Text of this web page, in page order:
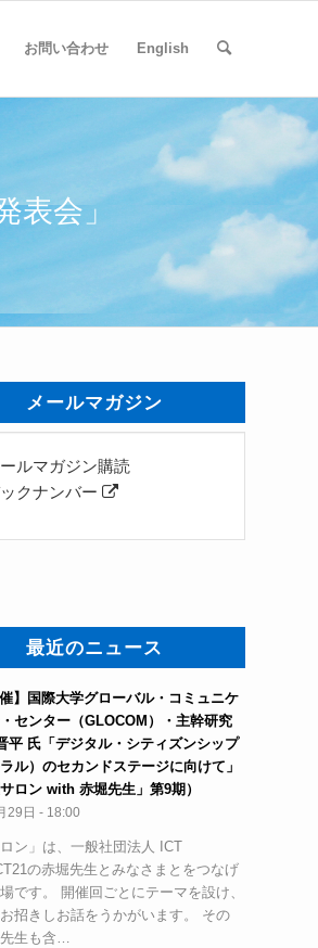
お問い合わせ English
会」
メールマガジン
ールマガジン購読
クナンバー
最近のニュース
催】国際大学グローバル・コミュニケ
センター（GLOCOM）・主幹研究
平 氏「デジタル・シティズンシップ
ラル）のセカンドステージに向けて」
サロン with 赤堀先生」第9期）
29日 - 18:00
ロン」は、一般社団法人 ICT
の赤堀先生とみなさまとをつなげ
です。 開催回ごとにテーマを設け、
招きしお話をうかがいます。 その
生も含…